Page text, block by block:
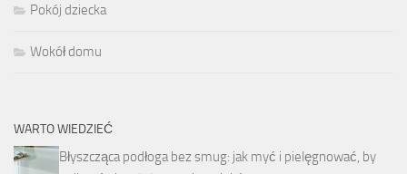
Pokój dziecka
Wokół domu
WARTO WIEDZIEĆ
Błyszcząca podłoga bez smug: jak myć i pielęgnować, by